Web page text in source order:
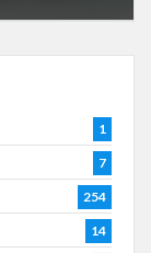
1
7
254
14